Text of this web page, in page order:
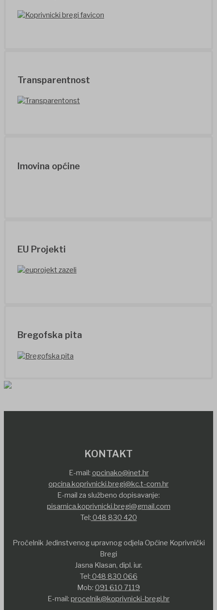
Transparentnost
Imovina općine
EU Projekti
Bregofska pita
KONTAKT
E-mail: opcinako@inet.hr
opcina.koprivnicki.bregi@kc.t-com.hr
E-mail za službeno dopisavanje:
pisarnica.koprivnicki.bregi@gmail.com
Tel: 048 830 420
Pročelnik Jedinstvenog upravnog odjela Općine Koprivnički
Bregi
Jasna Klasan, dipl. iur.
Tel: 048 830 066
Mob: 091 610 7119
E-mail: procelnik@koprivnicki-bregi.hr